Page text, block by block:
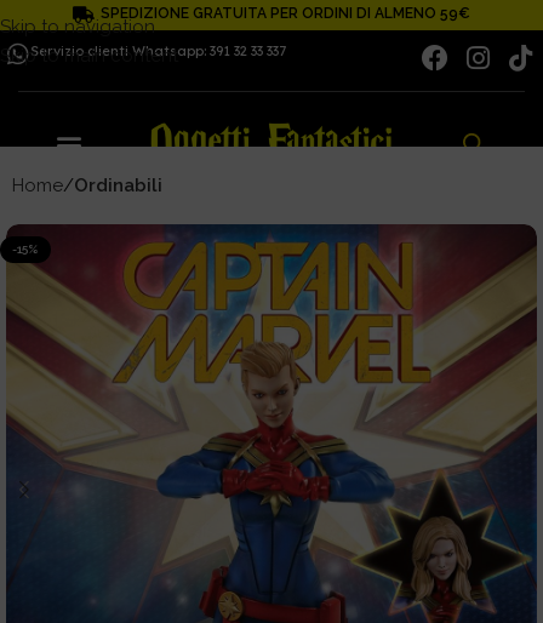
Skip to navigation
Skip to main content
SPEDIZIONE GRATUITA PER ORDINI DI ALMENO 59€
Servizio clienti Whatsapp: 391 32 33 337
Home Ordinabili
-15%